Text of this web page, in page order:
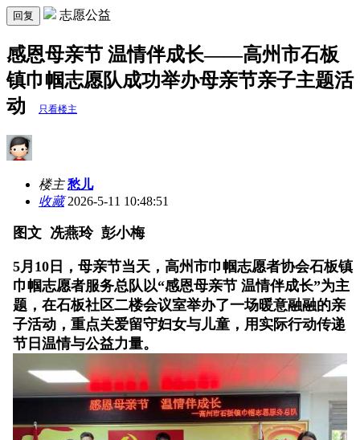
回复 志愿公益
感恩母亲节 温情伴成长——高州市石板
镇巾帼志愿队成功举办母亲节亲子主题活
动
只看楼主
楼主 愁儿
收藏2026-5-11 10:48:51
图文 冼燕玲 彭小梅
5月10日，母亲节当天，高州市巾帼志愿者协会石板镇
巾帼志愿者服务总队以“感恩母亲节 温情伴成长”为主
题，在石板社区二楼会议室举办了一场暖意融融的亲
子活动，重点关爱留守妇女与儿童，用实际行动传递
节日温情与公益力量。